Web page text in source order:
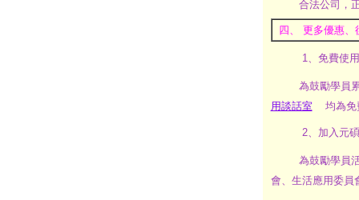
合法公司，
四、 更多優惠、
1、免費使
為鼓勵學員
用談話室
均為免
2、加入元
為鼓勵學員
會、生活應用委員